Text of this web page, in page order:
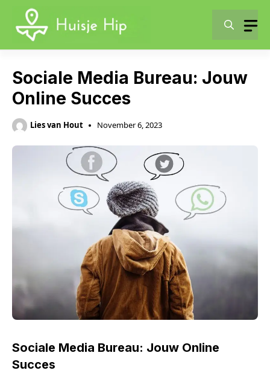
content
Sociale Media Bureau: Jouw
Online Succes
Lies van Hout November 6, 2023
Sociale Media Bureau: Jouw Online
Succes